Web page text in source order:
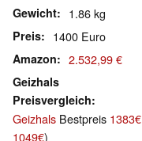
Gewicht 1.86 kg
Preis 1400 Euro
Amazon 2.532,99 €
Geizhals
Preisvergleich
Geizhals Bestpreis 1383€
1049€)